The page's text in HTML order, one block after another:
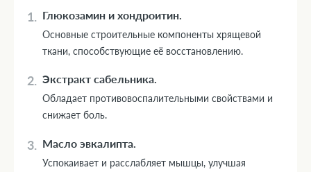
Глюкозамин и хондроитин.
Основные строительные компоненты хрящевой
ткани, способствующие её восстановлению.
Экстракт сабельника.
Обладает противовоспалительными свойствами и
снижает боль.
Масло эвкалипта.
Успокаивает и расслабляет мышцы, улучшая